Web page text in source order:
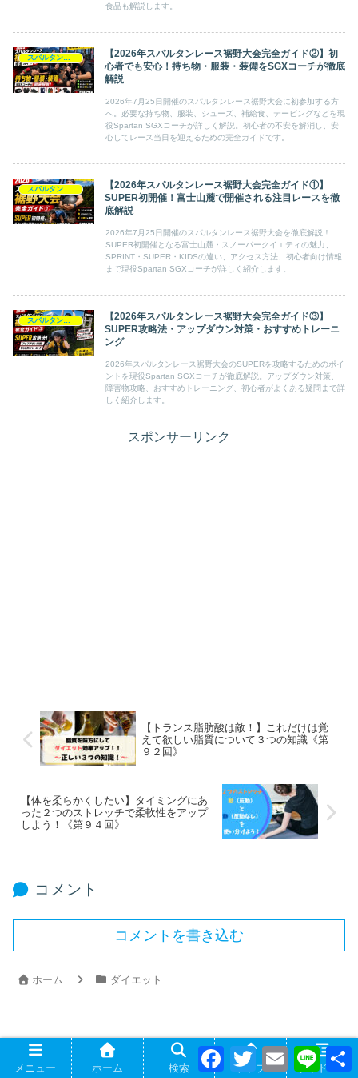
食品も解説します。
スパルタンレース
【2026年スパルタンレース裾野大会完全ガイド②】初
心者でも安心！持ち物・服装・装備をSGXコーチが徹底
解説
2026年7月25日開催のスパルタンレース裾野大会に初参加する方
へ。必要な持ち物、服装、シューズ、補給食、テーピングなどを現
役Spartan SGXコーチが詳しく解説。初心者の不安を解消し、安
心してレース当日を迎えるための完全ガイドです。
【2026年スパルタンレース裾野大会完全ガイド①】
SUPER初開催！富士山麓で開催される注目レースを徹
底解説
2026年7月25日開催のスパルタンレース裾野大会を徹底解説！
SUPER初開催となる富士山麓・スノーパークイエティの魅力、
SPRINT・SUPER・KIDSの違い、アクセス方法、初心者向け情報
まで現役Spartan SGXコーチが詳しく紹介します。
【2026年スパルタンレース裾野大会完全ガイド③】
SUPER攻略法・アップダウン対策・おすすめトレーニ
ング
2026年スパルタンレース裾野大会のSUPERを攻略するためのポイ
ントを現役Spartan SGXコーチが徹底解説。アップダウン対策、
障害物攻略、おすすめトレーニング、初心者がよくある疑問まで詳
しく紹介します。
スポンサーリンク
【トランス脂肪酸は敵！】これだけは覚
えて欲しい脂質について３つの知識《第
９２回》
【体を柔らかくしたい】タイミングにあ
った２つのストレッチで柔軟性をアップ
しよう！《第９４回》
コメント
コメントを書き込む
ホーム ダイエット
PAGE TOP
メニュー ホーム 検索 トップ サイドバー
T
w
E
m
L
i